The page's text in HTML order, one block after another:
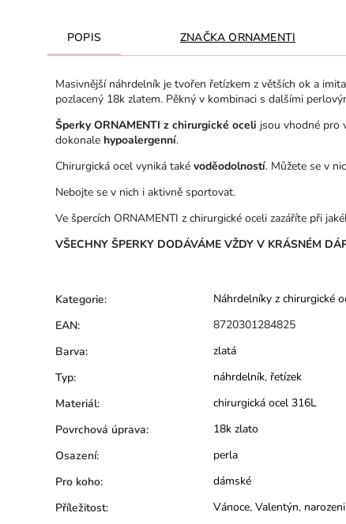
POPIS ZNAČKA ORNAMENTI
Masivnější náhrdelník je tvořen řetízkem z větších ok a
pozlacený 18k zlatem. Pěkný v kombinaci s dalšími
Šperky ORNAMENTI z chirurgické oceli jsou vhodné pro
dokonale hypoalergenní.
Chirurgická ocel vyniká také voděodolností. Můžete se v
Nebojte se v nich i aktivně sportovat.
Ve špercích ORNAMENTI z chirurgické oceli zazáříte při
VŠECHNY ŠPERKY DODÁVÁME VŽDY V KRÁSNÉM
Kategorie:
Náhrdelníky z chirurgické
EAN:
8720301284825
Barva:
zlatá
Typ: náhrdelník, řetízek
Materiál:
chirurgická ocel 316L
Povrchová úprava:
18k zlato
Osazení:
perla
Pro koho:
dámské
Příležitost: Vánoce, Valentýn,